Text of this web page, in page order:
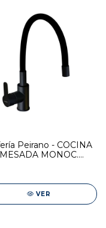
Peirano - COCINA
MESADA MONOC.
VER